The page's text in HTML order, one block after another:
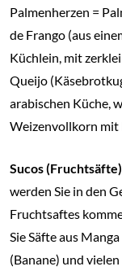
Palmenherzen =
de Frango (aus
Küchlein, mit
Queijo
arabischen Küche,
Weizenvollkorn mit
Sucos
werden Sie in den
Fruchtsaftes
Sie Säfte aus
(Banane) und